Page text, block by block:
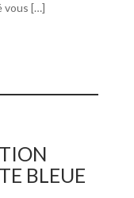
vous […]
BLEUE